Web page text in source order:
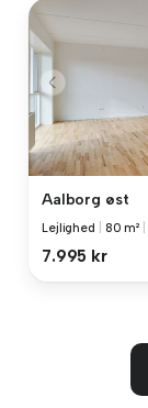
Aalborg øst
Lejlighed 80 m²
7.995 kr